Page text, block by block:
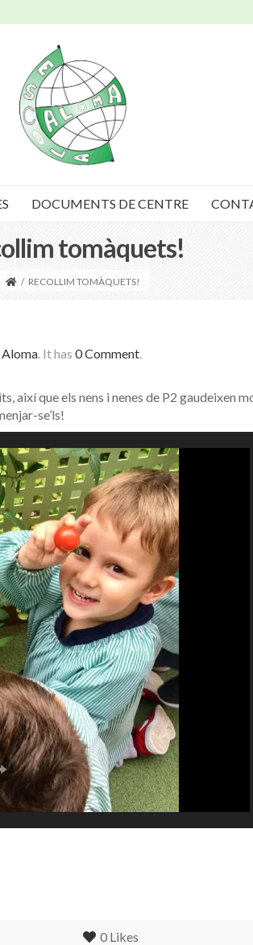
DOCUMENTS DE CENTRE
tomàquets!
/ RECOLLIM TOMÀQUETS!
. It has 0 Comment.
així que els nens i nenes de P2 gaudeixen
se’ls!
0 Likes